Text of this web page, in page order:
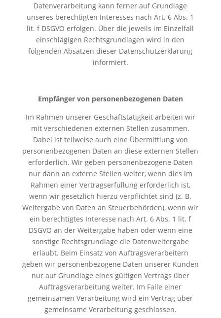
Datenverarbeitung kann ferner auf Grundlage
unseres berechtigten Interesses nach Art. 6 Abs. 1
lit. f DSGVO erfolgen. Über die jeweils im Einzelfall
einschlägigen Rechtsgrundlagen wird in den
folgenden Absätzen dieser Datenschutzerklärung
informiert.
Empfänger von personenbezogenen Daten
Im Rahmen unserer Geschäftstätigkeit arbeiten wir
mit verschiedenen externen Stellen zusammen.
Dabei ist teilweise auch eine Übermittlung von
personenbezogenen Daten an diese externen Stellen
erforderlich. Wir geben personenbezogene Daten
nur dann an externe Stellen weiter, wenn dies im
Rahmen einer Vertragserfüllung erforderlich ist,
wenn wir gesetzlich hierzu verpflichtet sind (z. B.
Weitergabe von Daten an Steuerbehörden), wenn wir
ein berechtigtes Interesse nach Art. 6 Abs. 1 lit. f
DSGVO an der Weitergabe haben oder wenn eine
sonstige Rechtsgrundlage die Datenweitergabe
erlaubt. Beim Einsatz von Auftragsverarbeitern
geben wir personenbezogene Daten unserer Kunden
nur auf Grundlage eines gültigen Vertrags über
Auftragsverarbeitung weiter. Im Falle einer
gemeinsamen Verarbeitung wird ein Vertrag über
gemeinsame Verarbeitung geschlossen.